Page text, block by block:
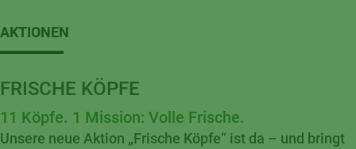
AKTIONEN
FRISCHE KÖPFE
11 Köpfe. 1 Mission: Volle Frische.
Unsere neue Aktion „Frische Köpfe“ ist da – und bringt